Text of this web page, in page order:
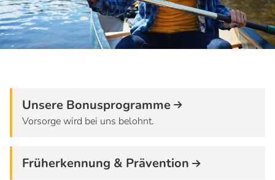
Unsere Bonusprogramme
Vorsorge wird bei uns belohnt.
Früherkennung & Prävention